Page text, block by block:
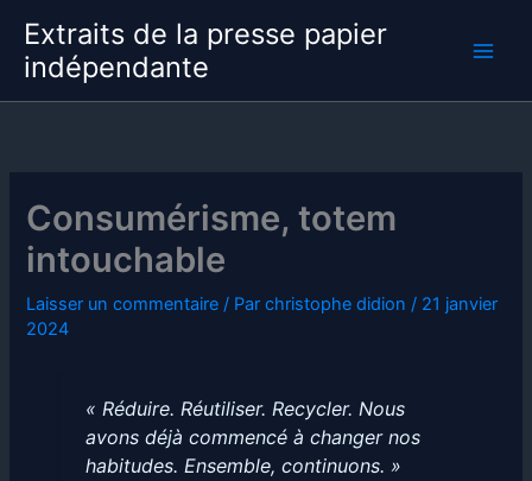
contenu
Extraits de la presse papier
indépendante
Consumérisme, totem
intouchable
Laisser un commentaire / Parchristophe didion / 21 janvier
2024
« Réduire. Réutiliser. Recycler. Nous
avons déjà commencé à changer nos
habitudes. Ensemble, continuons. »